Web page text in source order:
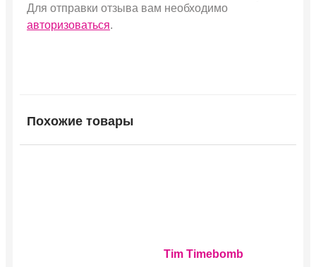
Для отправки отзыва вам необходимо
авторизоваться.
Похожие товары
Этот
товар
Tim Timebomb